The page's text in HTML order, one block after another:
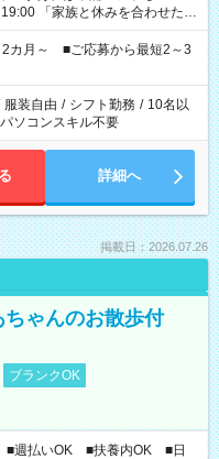
合わせた
したい」 「できれば残業はし
いね。 ※Wワーク希望
勤務時間と、もう1つのお仕事
超える場合は応募できません。
2カ月～ ■ご応募から最短2～3
服装自由 / シフト勤務 / 10名以
パソコンスキル不要
詳細へ
掲載日：2026.07.26
ちゃんのお散歩付
ブランクOK
■週払いOK ■扶養内OK ■日